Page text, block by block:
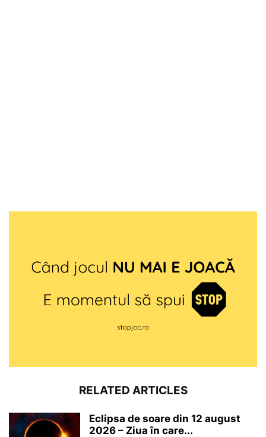
RELATED ARTICLES
Eclipsa de soare din 12 august
2026 – Ziua în care...